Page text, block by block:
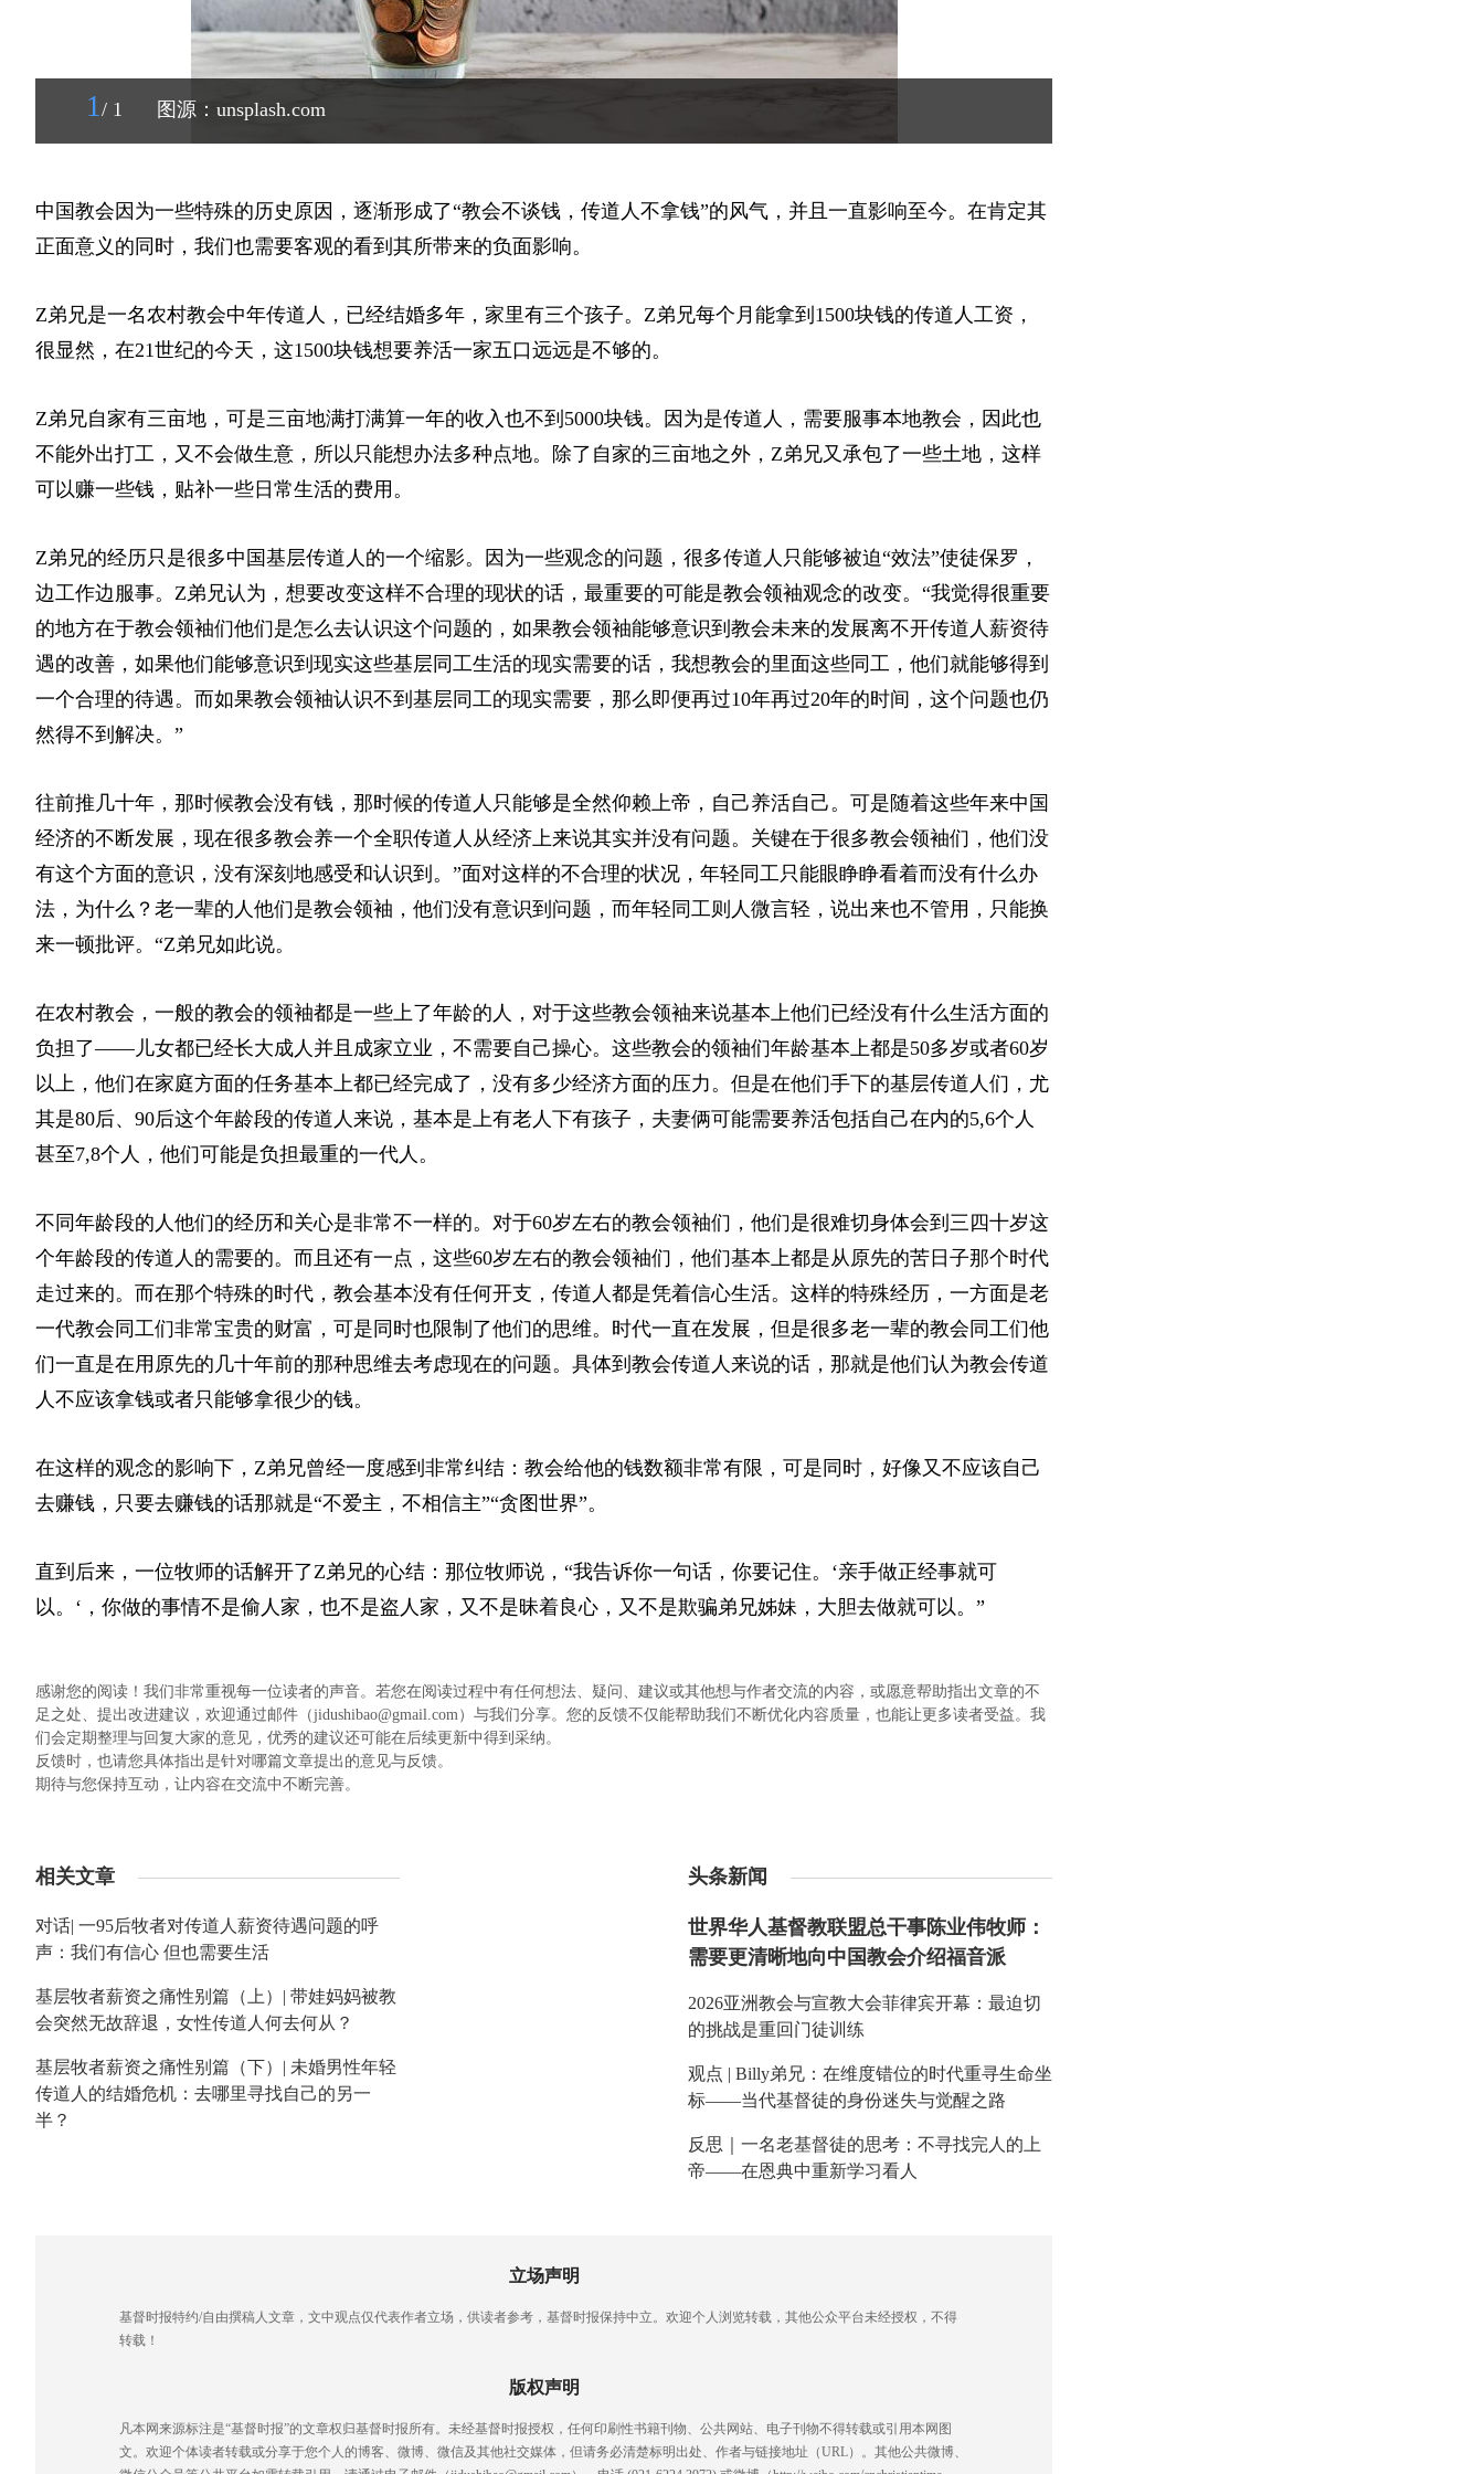
1 / 1 图源：unsplash.com
中国教会因为一些特殊的历史原因，逐渐形成了“教会不谈钱，传道人不拿钱”的风气，并且一直影响至今。在肯定其
正面意义的同时，我们也需要客观的看到其所带来的负面影响。
Z弟兄是一名农村教会中年传道人，已经结婚多年，家里有三个孩子。Z弟兄每个月能拿到1500块钱的传道人工资，
很显然，在21世纪的今天，这1500块钱想要养活一家五口远远是不够的。
Z弟兄自家有三亩地，可是三亩地满打满算一年的收入也不到5000块钱。因为是传道人，需要服事本地教会，因此也
不能外出打工，又不会做生意，所以只能想办法多种点地。除了自家的三亩地之外，Z弟兄又承包了一些土地，这样
可以赚一些钱，贴补一些日常生活的费用。
Z弟兄的经历只是很多中国基层传道人的一个缩影。因为一些观念的问题，很多传道人只能够被迫“效法”使徒保罗，
边工作边服事。Z弟兄认为，想要改变这样不合理的现状的话，最重要的可能是教会领袖观念的改变。“我觉得很重要
的地方在于教会领袖们他们是怎么去认识这个问题的，如果教会领袖能够意识到教会未来的发展离不开传道人薪资待
遇的改善，如果他们能够意识到现实这些基层同工生活的现实需要的话，我想教会的里面这些同工，他们就能够得到
一个合理的待遇。而如果教会领袖认识不到基层同工的现实需要，那么即便再过10年再过20年的时间，这个问题也仍
然得不到解决。”
往前推几十年，那时候教会没有钱，那时候的传道人只能够是全然仰赖上帝，自己养活自己。可是随着这些年来中国
经济的不断发展，现在很多教会养一个全职传道人从经济上来说其实并没有问题。关键在于很多教会领袖们，他们没
有这个方面的意识，没有深刻地感受和认识到。”面对这样的不合理的状况，年轻同工只能眼睁睁看着而没有什么办
法，为什么？老一辈的人他们是教会领袖，他们没有意识到问题，而年轻同工则人微言轻，说出来也不管用，只能换
来一顿批评。“Z弟兄如此说。
在农村教会，一般的教会的领袖都是一些上了年龄的人，对于这些教会领袖来说基本上他们已经没有什么生活方面的
负担了——儿女都已经长大成人并且成家立业，不需要自己操心。这些教会的领袖们年龄基本上都是50多岁或者60岁
以上，他们在家庭方面的任务基本上都已经完成了，没有多少经济方面的压力。但是在他们手下的基层传道人们，尤
其是80后、90后这个年龄段的传道人来说，基本是上有老人下有孩子，夫妻俩可能需要养活包括自己在内的5,6个人
甚至7,8个人，他们可能是负担最重的一代人。
不同年龄段的人他们的经历和关心是非常不一样的。对于60岁左右的教会领袖们，他们是很难切身体会到三四十岁这
个年龄段的传道人的需要的。而且还有一点，这些60岁左右的教会领袖们，他们基本上都是从原先的苦日子那个时代
走过来的。而在那个特殊的时代，教会基本没有任何开支，传道人都是凭着信心生活。这样的特殊经历，一方面是老
一代教会同工们非常宝贵的财富，可是同时也限制了他们的思维。时代一直在发展，但是很多老一辈的教会同工们他
们一直是在用原先的几十年前的那种思维去考虑现在的问题。具体到教会传道人来说的话，那就是他们认为教会传道
人不应该拿钱或者只能够拿很少的钱。
在这样的观念的影响下，Z弟兄曾经一度感到非常纠结：教会给他的钱数额非常有限，可是同时，好像又不应该自己
去赚钱，只要去赚钱的话那就是“不爱主，不相信主”“贪图世界”。
直到后来，一位牧师的话解开了Z弟兄的心结：那位牧师说，“我告诉你一句话，你要记住。‘亲手做正经事就可
以。‘，你做的事情不是偷人家，也不是盗人家，又不是昧着良心，又不是欺骗弟兄姊妹，大胆去做就可以。”
感谢您的阅读！我们非常重视每一位读者的声音。若您在阅读过程中有任何想法、疑问、建议或其他想与作者交流的内容，或愿意帮助指出文章的不
足之处、提出改进建议，欢迎通过邮件（jidushibao@gmail.com）与我们分享。您的反馈不仅能帮助我们不断优化内容质量，也能让更多读者受益。我
们会定期整理与回复大家的意见，优秀的建议还可能在后续更新中得到采纳。
反馈时，也请您具体指出是针对哪篇文章提出的意见与反馈。
期待与您保持互动，让内容在交流中不断完善。
相关文章
对话| 一95后牧者对传道人薪资待遇问题的呼
声：我们有信心 但也需要生活
基层牧者薪资之痛性别篇（上）| 带娃妈妈被教
会突然无故辞退，女性传道人何去何从？
基层牧者薪资之痛性别篇（下）| 未婚男性年轻
传道人的结婚危机：去哪里寻找自己的另一
半？
头条新闻
世界华人基督教联盟总干事陈业伟牧师：
需要更清晰地向中国教会介绍福音派
2026亚洲教会与宣教大会菲律宾开幕：最迫切
的挑战是重回门徒训练
观点 | Billy弟兄：在维度错位的时代重寻生命坐
标——当代基督徒的身份迷失与觉醒之路
反思｜一名老基督徒的思考：不寻找完人的上
帝——在恩典中重新学习看人
立场声明
基督时报特约/自由撰稿人文章，文中观点仅代表作者立场，供读者参考，基督时报保持中立。欢迎个人浏览转载，其他公众平台未经授权，不得
转载！
版权声明
凡本网来源标注是“基督时报”的文章权归基督时报所有。未经基督时报授权，任何印刷性书籍刊物、公共网站、电子刊物不得转载或引用本网图
文。欢迎个体读者转载或分享于您个人的博客、微博、微信及其他社交媒体，但请务必清楚标明出处、作者与链接地址（URL）。其他公共微博、